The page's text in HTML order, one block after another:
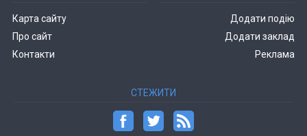
Карта сайту
Про сайт
Контакти
Додати подію
Додати заклад
Реклама
СТЕЖИТИ